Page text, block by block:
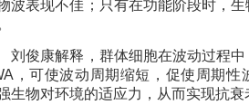
波表现不佳；只有在功能阶段时，
俊康解释，群体细胞在波动过程中
，可使波动周期缩短，促使周期性
生物对环境的适应力，从而实现抗